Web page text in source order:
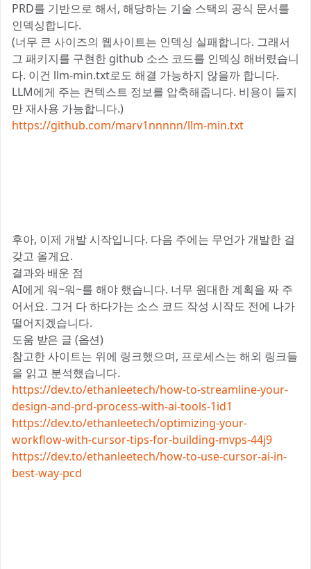
PRD를 기반으로 해서, 해당하는 기술 스택의 공식 문서를
인덱싱합니다.
(너무 큰 사이즈의 웹사이트는 인덱싱 실패합니다. 그래서
그 패키지를 구현한 github 소스 코드를 인덱싱 해버렸습니
다. 이건 llm-min.txt로도 해결 가능하지 않을까 합니다.
LLM에게 주는 컨텍스트 정보를 압축해줍니다. 비용이 들지
만 재사용 가능합니다.)
https://github.com/marv1nnnnn/llm-min.txt
후아, 이제 개발 시작입니다. 다음 주에는 무언가 개발한 걸
갖고 올게요.
결과와 배운 점
AI에게 워~워~를 해야 했습니다. 너무 원대한 계획을 짜 주
어서요. 그거 다 하다가는 소스 코드 작성 시작도 전에 나가
떨어지겠습니다. 😂
도움 받은 글 (옵션)
참고한 사이트는 위에 링크했으며, 프로세스는 해외 링크들
을 읽고 분석했습니다.
https://dev.to/ethanleetech/how-to-streamline-your-
design-and-prd-process-with-ai-tools-1id1
https://dev.to/ethanleetech/optimizing-your-
workflow-with-cursor-tips-for-building-mvps-44j9
https://dev.to/ethanleetech/how-to-use-cursor-ai-in-
best-way-pcd